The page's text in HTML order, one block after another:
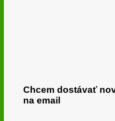
Chcem dostávať
na email